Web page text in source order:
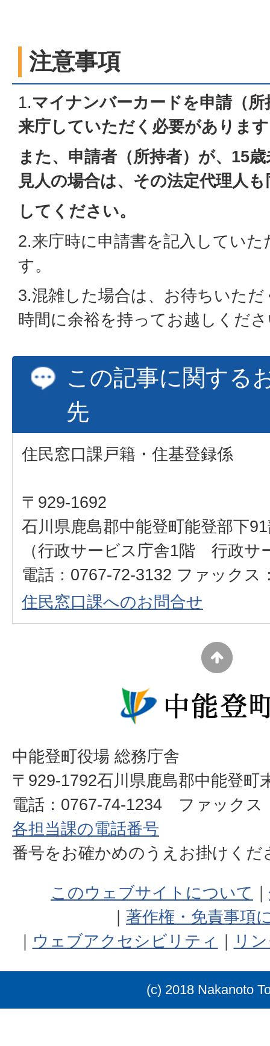
注意事項
1.マイナンバーカードを申請（
来庁していただく必要がありま
また、申請者（所持者）が、15
見人の場合は、その法定代理人も
してください。
2.来庁時に申請書を記入してい
す。
3.混雑した場合は、お待ちいた
時間に余裕を持ってお越しくだ
この記事に関する
先
住民窓口課戸籍・住基登録係
〒929-1692
石川県鹿島郡中能登町能登部下
（行政サービス庁舎1階 行政サ
電話：0767-72-3132 ファックス
住民窓口課へのお問合せ
中能登町役場 総務庁舎
〒929-1792石川県鹿島郡中能登町
電話：0767-74-1234 ファックス
各担当課の電話番号
番号をお確かめのうえお掛けく
このウェブサイトについて
著作権・免責事項
ウェブアクセシビリティ
リ
(c) 2018 Nakanoto